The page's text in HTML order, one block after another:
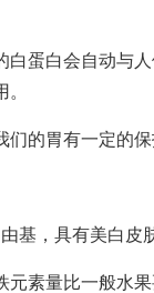
蛋白会自动与人
的胃有一定的保
，具有美白皮
素量比一般水果